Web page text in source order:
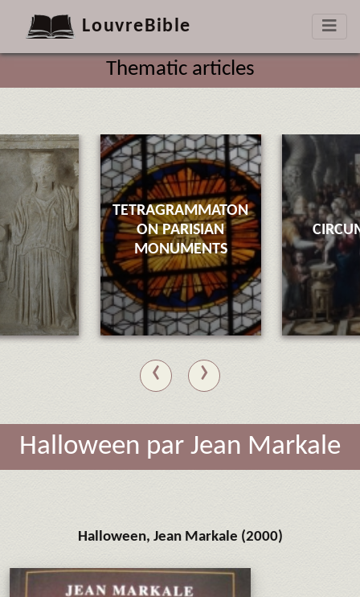
LouvreBible
Thematic articles
TETRAGRAMMATON
ON PARISIAN
MONUMENTS
‹ ›
Halloween par Jean Markale
Halloween, Jean Markale (2000)